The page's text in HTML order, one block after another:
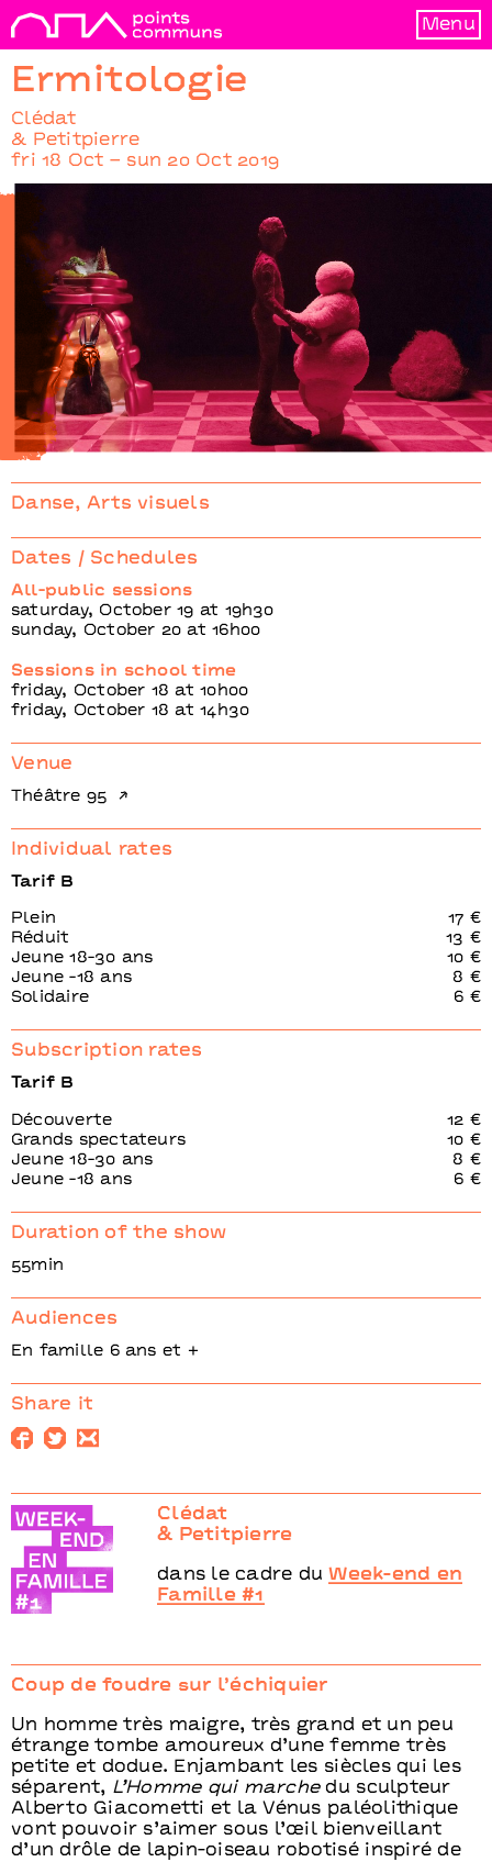
Menu
Ermitologie
Clédat
& Petitpierre
fri 18 Oct – sun 20 Oct 2019
Ermitologie
Clédat
& Petitpierre
dans le cadre duWeek-end en
Famille #1
Coup de foudre sur l’échiquier
Un homme très maigre, très grand et un peu
étrange tombe amoureux d’une femme très
petite et dodue. Enjambant les siècles qui les
séparent, L’Homme qui marchedu sculpteur
Alberto Giacometti et la Vénus paléolithique
vont pouvoir s’aimer sous l’œil bienveillant
d’un drôle de lapin-oiseau robotisé inspiré de
Danse, Arts visuels
Dates / Schedules
All-public sessions
saturday, October 19 at 19h30
sunday, October 20 at 16h00
Sessions in school time
friday, October 18 at 10h00
friday, October 18 at 14h30
Venue
Théâtre 95
Individual rates
Tarif B
Plein
17 €
Réduit
13 €
Jeune 18-30 ans
10 €
Jeune -18 ans
8 €
Solidaire
6 €
Subscription rates
Tarif B
Découverte
12 €
Grands spectateurs
10 €
Jeune 18-30 ans
8 €
Jeune -18 ans
6 €
Duration of the show
55min
Audiences
En famille 6 ans et +
Share it